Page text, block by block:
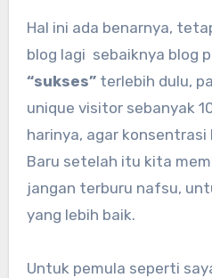
Hal ini ada benarnya,
blog lagi sebaiknya blog
“sukses”terlebih dulu,
unique visitor sebanyak
harinya, agar
Baru setelah itu kita
jangan terburu nafsu,
yang lebih baik.
Untuk pemula seperti